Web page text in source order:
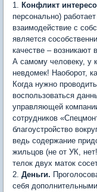
1. Конфликт
персонально)
взаимодействие с
является
качестве – возникают
А самому человеку, у
невдомек! Наоборот,
Когда нужно
воспользоваться
управляющей
сотрудников
благоустройство
ведь содержание
жильцов (не от УК,
телок двух маток
2. Деньги.
себя